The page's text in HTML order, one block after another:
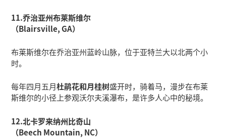
11.乔治亚州布莱斯维尔
（Blairsville, GA）
布莱斯维尔在乔治亚州蓝岭山脉，位于亚特兰大以北两个小
时。
每年四月五月杜鹃花和月桂树盛开时，骑着马，漫步在布莱
斯维尔的小径上参观沃尔夫溪瀑布，是许多人心中的秘境。
12.北卡罗来纳州比奇山
（Beech Mountain, NC）